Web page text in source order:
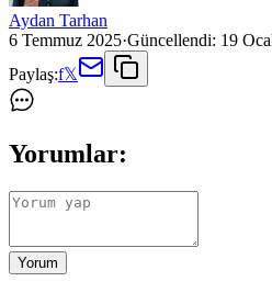
Aydan Tarhan
6 Temmuz 2025·Güncellendi: 19
Paylaş:f𝕏
Yorumlar:
Yorum